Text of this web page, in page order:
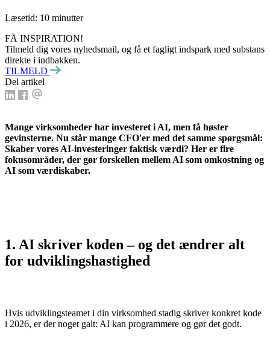
Læsetid: 10 minutter
FÅ INSPIRATION!
Tilmeld dig vores nyhedsmail, og få et fagligt indspark med substans
direkte i indbakken.
TILMELD
Del artikel
Mange virksomheder har investeret i AI, men få høster
gevinsterne. Nu står mange CFO'er med det samme spørgsmål:
Skaber vores AI-investeringer faktisk værdi? Her er fire
fokusområder, der gør forskellen mellem AI som omkostning og
AI som værdiskaber.
1. AI skriver koden – og det ændrer alt
for udviklingshastighed
Hvis udviklingsteamet i din virksomhed stadig skriver konkret kode
i 2026, er der noget galt: AI kan programmere og gør det godt.